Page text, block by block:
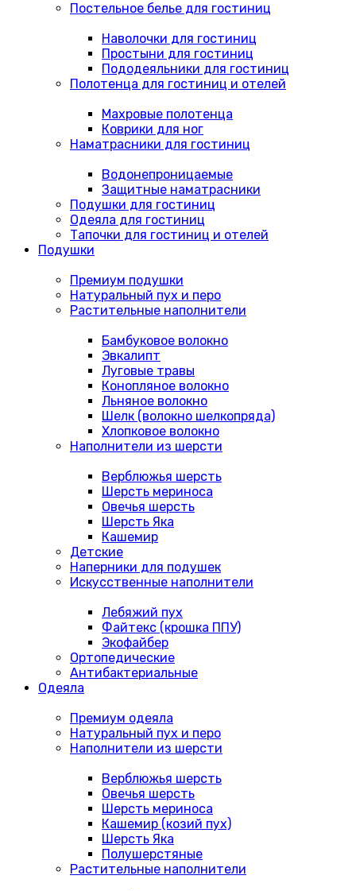
Постельное белье для гостиниц
Наволочки для гостиниц
Простыни для гостиниц
Пододеяльники для гостиниц
Полотенца для гостиниц и отелей
Махровые полотенца
Коврики для ног
Наматрасники для гостиниц
Водонепроницаемые
Защитные наматрасники
Подушки для гостиниц
Одеяла для гостиниц
Тапочки для гостиниц и отелей
Подушки
Премиум подушки
Натуральный пух и перо
Растительные наполнители
Бамбуковое волокно
Эвкалипт
Луговые травы
Конопляное волокно
Льняное волокно
Шелк (волокно шелкопряда)
Хлопковое волокно
Наполнители из шерсти
Верблюжья шерсть
Шерсть мериноса
Овечья шерсть
Шерсть Яка
Кашемир
Детские
Наперники для подушек
Искусственные наполнители
Лебяжий пух
Файтекс (крошка ППУ)
Экофайбер
Ортопедические
Антибактериальные
Одеяла
Премиум одеяла
Натуральный пух и перо
Наполнители из шерсти
Верблюжья шерсть
Овечья шерсть
Шерсть мериноса
Кашемир (козий пух)
Шерсть Яка
Полушерстяные
Растительные наполнители